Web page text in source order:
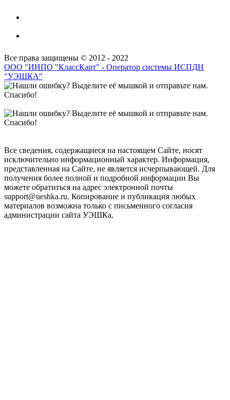
Все права защищены © 2012 - 2022
ООО "ИНПО "КлассКарт" - Оператор системы ИСПДН
"УЭШКА"
Все сведения, содержащиеся на настоящем Сайте, носят
исключительно информационный характер. Информация,
представленная на Сайте, не является исчерпывающей. Для
получения более полной и подробной информации Вы
можете обратиться на адрес электронной почты
support@ueshka.ru. Копирование и публикация любых
материалов возможна только с письменного согласия
администрации сайта УЭШКа.